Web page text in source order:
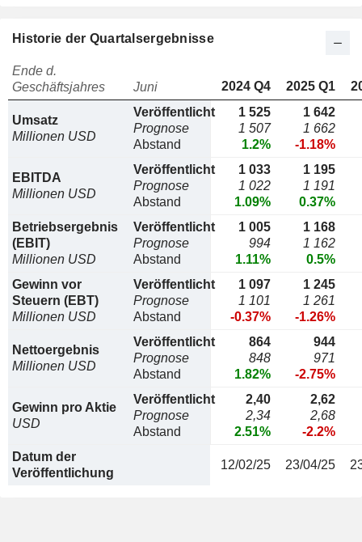
Historie der Quartalsergebnisse
Ende d.
Geschäftsjahres
Juni 2024 Q4 2025 Q1
Umsatz
Millionen USD
Veröffentlicht
Prognose
Abstand
1 525
1 507
1.2%
1 642
1 662
-1.18%
EBITDA
Millionen USD
Veröffentlicht
Prognose
Abstand
1 033
1 022
1.09%
1 195
1 191
0.37%
Betriebsergebnis
(EBIT)
Millionen USD
Veröffentlicht
Prognose
Abstand
1 005
994
1.11%
1 168
1 162
0.5%
Gewinn vor
Steuern (EBT)
Millionen USD
Veröffentlicht
Prognose
Abstand
1 097
1 101
-0.37%
1 245
1 261
-1.26%
Nettoergebnis
Millionen USD
Veröffentlicht
Prognose
Abstand
864
848
1.82%
944
971
-2.75%
Gewinn pro Aktie
USD
Veröffentlicht
Prognose
Abstand
2,40
2,34
2.51%
2,62
2,68
-2.2%
Datum der
Veröffentlichung
12/02/25 23/04/25